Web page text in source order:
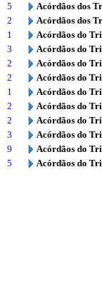
5
Acórdãos dos
2
Acórdãos dos
1
Acórdãos do
3
Acórdãos do
2
Acórdãos do
2
Acórdãos do
1
Acórdãos do
2
Acórdãos do
2
Acórdãos do
3
Acórdãos do
9
Acórdãos do
5
Acórdãos do